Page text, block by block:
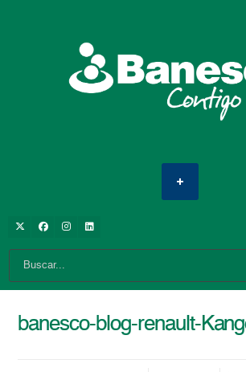
banesco-blog-renault-